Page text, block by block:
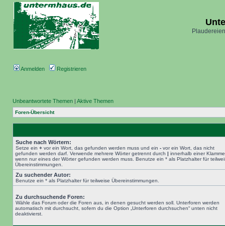
Anmelden Registrieren
Unbeantwortete Themen | Aktive Themen
Foren-Übersicht
Suche nach Wörtern:
Setze ein + vor ein Wort, das gefunden werden muss und ein - vor ein Wort, das nicht
gefunden werden darf. Verwende mehrere Wörter getrennt durch | innerhalb einer
wenn nur eines der Wörter gefunden werden muss. Benutze ein * als Platzhalter für
Übereinstimmungen.
Zu suchender Autor:
Benutze ein * als Platzhalter für teilweise Übereinstimmungen.
Zu durchsuchende Foren:
Wähle das Forum oder die Foren aus, in denen gesucht werden soll. Unterforen werden
automatisch mit durchsucht, sofern du die Option „Unterforen durchsuchen“ unten nicht
deaktivierst.